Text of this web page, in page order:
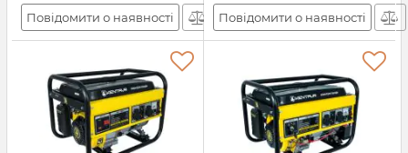
Повідомити о наявності Повідомити о наявності